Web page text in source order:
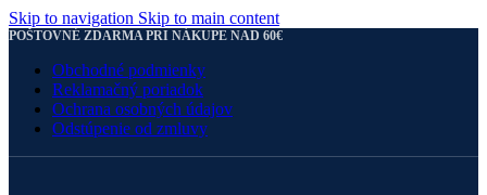
Skip to navigation Skip to main content
POŠTOVNÉ ZDARMA PRI NÁKUPE NAD 60€
Obchodné podmienky
Reklamačný poriadok
Ochrana osobných údajov
Odstúpenie od zmluvy